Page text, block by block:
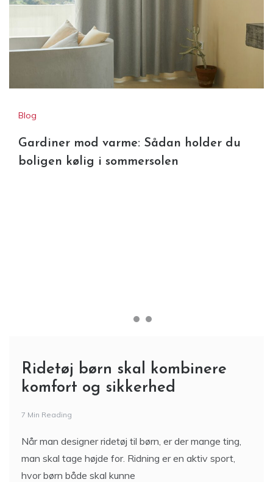
Blog
Gardiner mod varme: Sådan holder du
boligen kølig i sommersolen
Ridetøj børn skal kombinere
komfort og sikkerhed
7 Min Reading
Når man designer ridetøj til børn, er der mange ting,
man skal tage højde for. Ridning er en aktiv sport,
hvor børn både skal kunne